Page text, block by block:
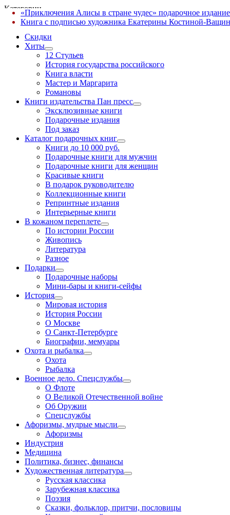
Категории
Скидки
Хиты
12 Стульев
История государства российского
Книга власти
Мастер и Маргарита
Романовы
Книги издательства Пан пресс
Эксклюзивные книги
Подарочные издания
Под заказ
Каталог подарочных книг
Книги до 10 000 руб.
Подарочные книги для мужчин
Подарочные книги для женщин
Красивые книги
В подарок руководителю
Коллекционные книги
Репринтные издания
Интерьерные книги
В кожаном переплете
По истории России
Живопись
Литература
Разное
Подарки
Подарочные наборы
Мини-бары и книги-сейфы
История
Мировая история
История России
О Москве
О Санкт-Петербурге
Биографии, мемуары
Охота и рыбалка
Охота
Рыбалка
Военное дело. Спецслужбы
О Флоте
О Великой Отечественной войне
Об Оружии
Спецслужбы
Афоризмы, мудрые мысли
Афоризмы
Индустрия
Медицина
Политика, бизнес, финансы
Художественная литература
Русская классика
Зарубежная классика
Поэзия
Сказки, фольклор, притчи, пословицы
«Приключения Алисы в стране чудес» подарочное издание
Книга с подписью художника Екатерины Костиной-